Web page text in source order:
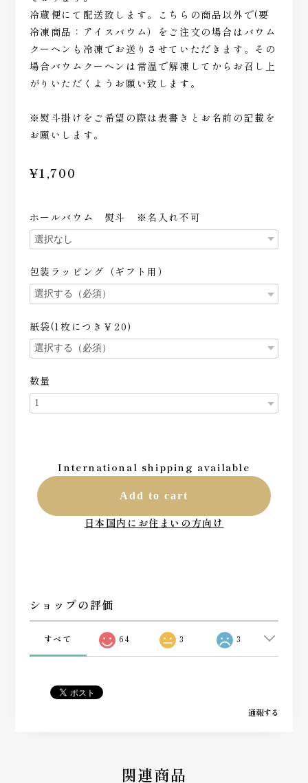
冷蔵便にて配送致します。こちらの商品以外で(要
冷凍商品：アイスバウム）をご注文の場合はバウム
クーヘンも冷凍でお送りさせていただきます。その
場合バウムクーヘンは常温で解凍してからお召し上
がりいただくようお願い致します。
※熨斗掛けをご希望の際は表書きとお名前の記載を
お願いします。
¥1,700
ホールバウム 熨斗 ※名入れ不可
包装ラッピング（ギフト用）
紙袋(1枚につき￥20)
数量
International shipping available
Add to cart
日本国内にお住まいの方向け
ショップの評価
すべて 64 3 3
通報する
関連商品